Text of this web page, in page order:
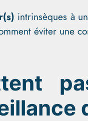
intrinsèques à
éviter une